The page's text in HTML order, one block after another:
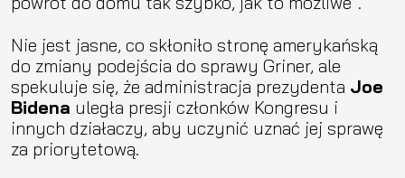
Nie jest jasne, co skłoniło stronę amerykańską
do zmiany podejścia do sprawy Griner, ale
spekuluje się, że administracja prezydenta Joe
Bidena uległa presji członków Kongresu i
innych działaczy, aby uczynić uznać jej sprawę
za priorytetową.